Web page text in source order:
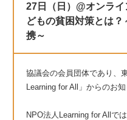
27日（日）@オンラ
どもの貧困対策とは
携～
協議会の会員団体であり、
Learning for All」からのお知
NPO法人Learning for Allで